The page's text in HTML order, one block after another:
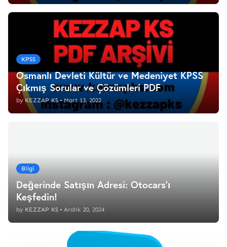
KPSS
Osmanlı Devleti Kültür ve Medeniyet KPSS
Çıkmış Sorular ve Çözümleri PDF
by KEZZAP KS • Mart 13, 2022
Bilgi
Değerinde Satışın Adresi: Otocars'ı
Keşfedin!
by KEZZAP KS • Aralık 20, 2024